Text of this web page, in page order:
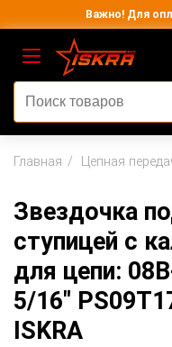
Важно! Для
Главная Цепная
Звездочка
ступицей с
для цепи:
5/16"
ISKRA